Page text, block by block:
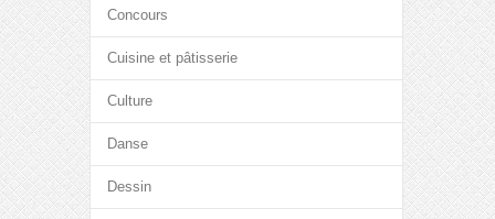
Concours
Cuisine et pâtisserie
Culture
Danse
Dessin